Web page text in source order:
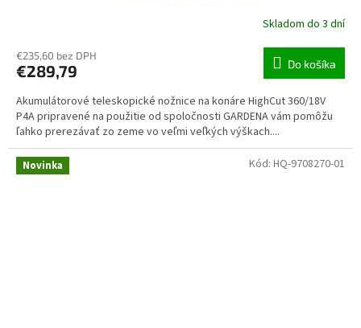
Skladom do 3 dní
€235,60 bez DPH
€289,79 Do košíka
Akumulátorové teleskopické nožnice na konáre HighCut 360/18V
P4A pripravené na použitie od spoločnosti GARDENA vám pomôžu
ľahko prerezávať zo zeme vo veľmi veľkých výškach....
Novinka Kód: HQ-9708270-01